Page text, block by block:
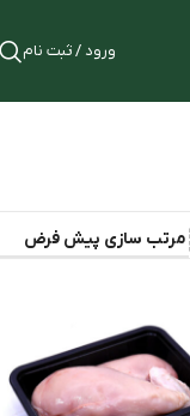
ورود / ثبت نام